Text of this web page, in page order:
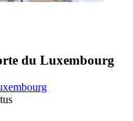
du Luxembourg